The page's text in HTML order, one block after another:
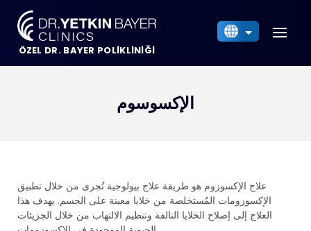
ÖZEL DR. BAYER POLİKLİNİĞİ
الإكسوسوم
علاج الإكسوزوم هو طريقة علاج بيولوجية تُجرى من خلال تطبيق
الإكسوزومات المُستخلصة من خلايا معينة على الجسم. يهدف هذا
العلاج إلى إصلاح الخلايا التالفة وتنظيم الالتهاب من خلال الجزيئات